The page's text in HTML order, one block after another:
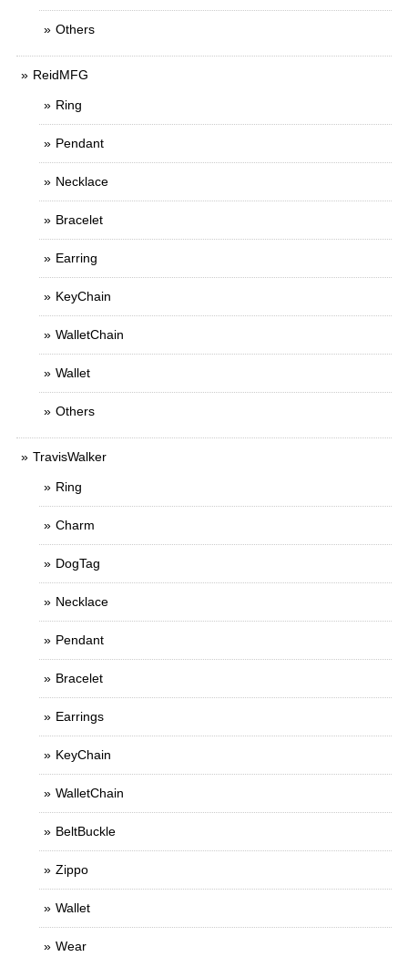
Others
ReidMFG
Ring
Pendant
Necklace
Bracelet
Earring
KeyChain
WalletChain
Wallet
Others
TravisWalker
Ring
Charm
DogTag
Necklace
Pendant
Bracelet
Earrings
KeyChain
WalletChain
BeltBuckle
Zippo
Wallet
Wear